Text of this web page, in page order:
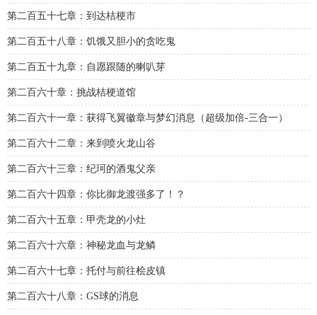
第二百五十七章：到达桔梗市
第二百五十八章：饥饿又胆小的贪吃鬼
第二百五十九章：自愿跟随的喇叭芽
第二百六十章：挑战桔梗道馆
第二百六十一章：获得飞翼徽章与梦幻消息（超级加倍-三合一）
第二百六十二章：来到喷火龙山谷
第二百六十三章：纪珂的酒鬼父亲
第二百六十四章：你比御龙渡强多了！？
第二百六十五章：甲壳龙的小灶
第二百六十六章：神秘龙血与龙鳞
第二百六十七章：托付与前往桧皮镇
第二百六十八章：GS球的消息